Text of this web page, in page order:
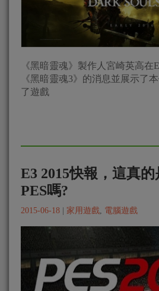
《黑暗靈魂》製作人宮崎英高在
《黑暗靈魂3》的消息並展示了
了遊戲
E3 2015快報，這真
PES嗎?
2015-06-18 | 家用遊戲 電腦遊戲